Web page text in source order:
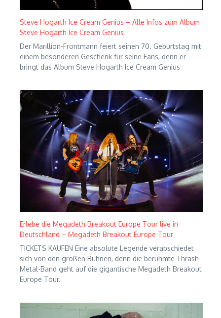
Steve Hogarth Ice Cream Genius – Alle Infos zum Album
Steve Hogarth Ice Cream Genius
Der Marillion-Frontmann feiert seinen 70. Geburtstag mit
einem besonderen Geschenk für seine Fans, denn er
bringt das Album Steve Hogarth Ice Cream Genius
Erlebe die Megadeth Breakout Europe Tour live in
Deutschland – Megadeth Breakout Europe Tour
TICKETS KAUFEN Eine absolute Legende verabschiedet
sich von den großen Bühnen, denn die berühmte Thrash-
Metal-Band geht auf die gigantische Megadeth Breakout
Europe Tour.